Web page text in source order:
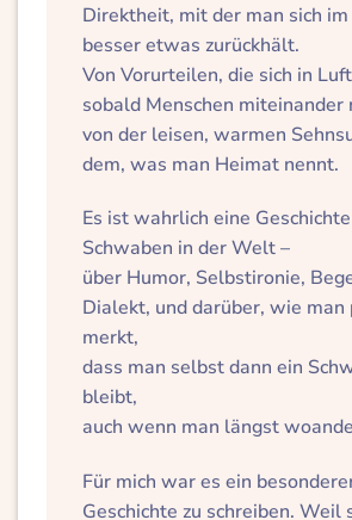
Direktheit, mit der man sich
besser etwas zurückhält.
Von Vorurteilen, die sich in
sobald Menschen miteinander
von der leisen, warmen
dem, was man Heimat nennt.
Es ist wahrlich eine
Schwaben in der Welt –
über Humor, Selbstironie,
Dialekt, und darüber, wie man
merkt,
dass man selbst dann ein
bleibt,
auch wenn man längst
Für mich war es ein
Geschichte zu schreiben. Weil